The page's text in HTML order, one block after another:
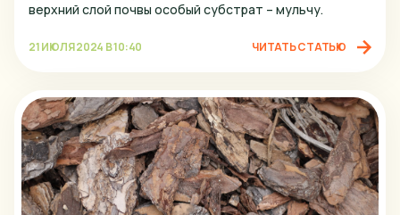
верхний слой почвы особый субстрат – мульчу.
21 ИЮЛЯ 2024 В 10:40 ЧИТАТЬ СТАТЬЮ